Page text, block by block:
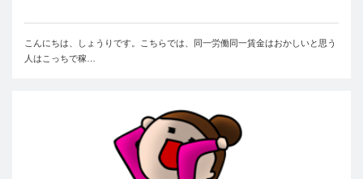
こんにちは、しょうりです。こちらでは、同一労働同一賃金はおかしいと思う
人はこっちで稼…